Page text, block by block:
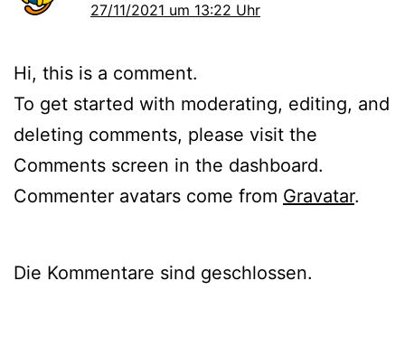
27/11/2021 um 13:22 Uhr
Hi, this is a comment.
To get started with moderating, editing, and
deleting comments, please visit the
Comments screen in the dashboard.
Commenter avatars come from Gravatar.
Die Kommentare sind geschlossen.